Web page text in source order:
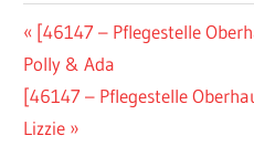
[46147 – Pflegestelle
Polly & Ada
[46147 – Pflegestelle
Lizzie